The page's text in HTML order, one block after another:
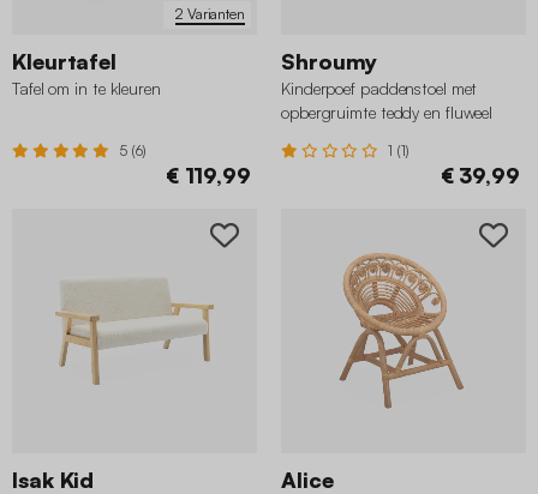
2 Varianten
Kleurtafel
Tafel om in te kleuren
5 (6)
€ 119,99
Shroumy
Kinderpoef paddenstoel met
opbergruimte teddy en fluweel
1 (1)
€ 39,99
Isak Kid Alice